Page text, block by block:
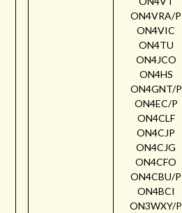
ON4VRA/P
ON4VIC
ON4TU
ON4JCO
ON4HS
ON4GNT/P
ON4EC/P
ON4CLF
ON4CJP
ON4CJG
ON4CFO
ON4CBU/P
ON4BCI
ON3WXY/P